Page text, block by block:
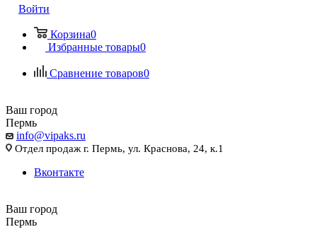
Войти
Корзина0
Избранные товары0
Сравнение товаров0
Ваш город
Пермь
info@vipaks.ru
Отдел продаж г. Пермь, ул. Краснова, 24, к.1
Вконтакте
Ваш город
Пермь